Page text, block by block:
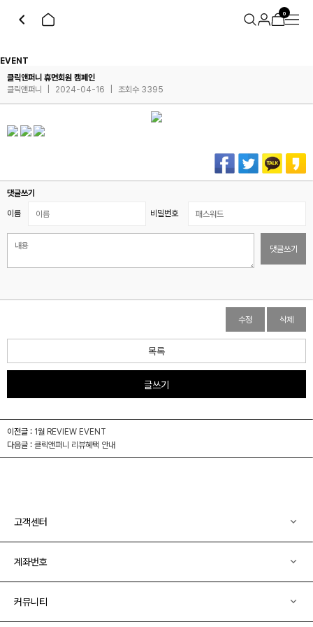
0
EVENT
클릭앤퍼니 휴면회원 캠페인
클릭앤퍼니
2024-04-16 조회수 3395
댓글쓰기
이름 비밀번호
댓글쓰기
수정 삭제
목록
글쓰기
이전글 : 1월 REVIEW EVENT
다음글 : 클릭앤퍼니 리뷰혜택 안내
고객센터
계좌번호
커뮤니티